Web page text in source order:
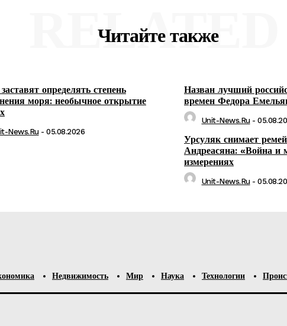
Читайте также
RELATED
определять степень
моря: необычное открытие
News.ru - 05.08.2026
Назван лучший
времен Федора
Unit-News.ru -
Урсуляк снимает
Андреасяна: «Война и
измерениях
Unit-News.ru -
Недвижимость Мир Наука Технологии